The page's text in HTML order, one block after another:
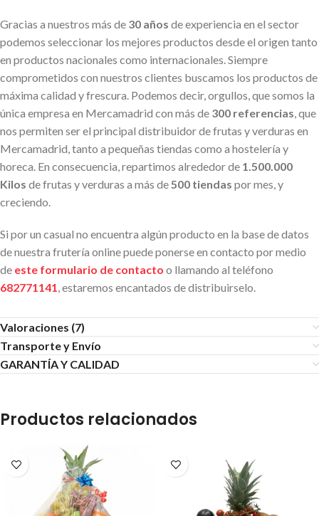
Gracias a nuestros más de 30 años de experiencia en el sector
podemos seleccionar los mejores productos desde el origen tanto
en productos nacionales como internacionales. Siempre
comprometidos con nuestros clientes buscamos los productos de
máxima calidad y frescura. Podemos decir, orgullos, que somos la
única empresa en Mercamadrid con más de 300 referencias, que
nos permiten ser el principal distribuidor de frutas y verduras en
Mercamadrid, tanto a pequeñas tiendas como a hostelería y
horeca. En consecuencia, repartimos alrededor de 1.500.000
Kilos de frutas y verduras a más de500 tiendas por mes, y
creciendo.
Si por un casual no encuentra algún producto en la base de datos
de nuestra frutería online puede ponerse en contacto por medio
de este formulario de contacto o llamando al teléfono
682771141, estaremos encantados de distribuirselo.
Valoraciones (7)
Transporte y Envío
GARANTÍA Y CALIDAD
Productos relacionados